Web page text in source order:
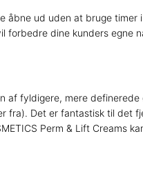
åbne ud uden at bruge
forbedre dine kunders egne
af fyldigere, mere
fra). Det er fantastisk til det
Perm & Lift Creams